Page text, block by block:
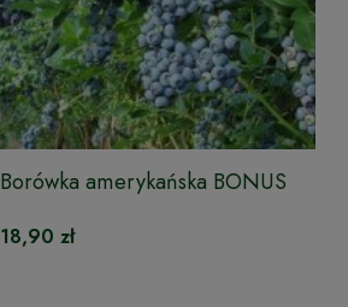
Borówka amerykańska BONUS
18,90 zł